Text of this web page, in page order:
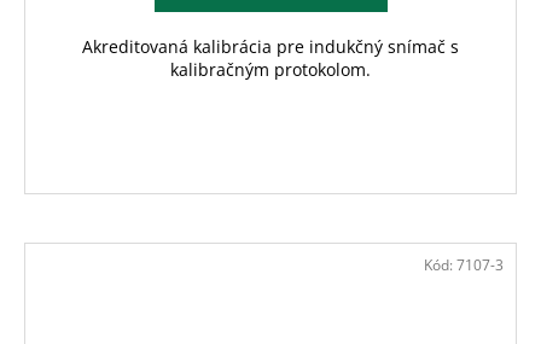
Akreditovaná kalibrácia pre indukčný snímač s
kalibračným protokolom.
Kód: 7107-3